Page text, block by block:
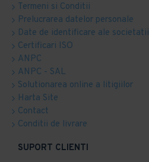
Termeni si Conditii
Prelucrarea datelor personale
Date de identificare ale societatii
Certificari ISO
ANPC
ANPC - SAL
Solutionarea online a litigiilor
Harta Site
Contact
Conditii de livrare
SUPORT CLIENTI